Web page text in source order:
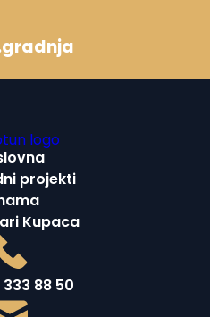
projekti
Kupaca
333 88 50